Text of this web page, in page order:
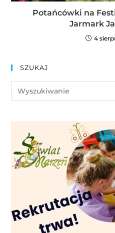
Potańcówki na
Jarmark
4
SZUKAJ